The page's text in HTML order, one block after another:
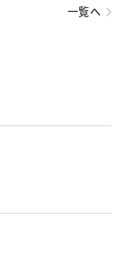
一覧へ